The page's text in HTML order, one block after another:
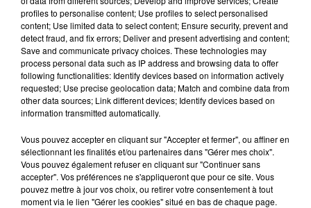
année en France. Le docteur Neuzillet insiste sur
l'importance de ces avancées :«Pour les patients, c'est un
nouveau standard de soins qu'il faudra demander à leur
médecin ». Il espère également que ces résultats
spectaculaires accéléreront les demandes d'autorisation de
mise sur le marché du traitement.
Musique
profiles to personalise content; Use profiles to select personalised
content; Use limited data to select content; Ensure security, prevent and
detect fraud, and fix errors; Deliver and present advertising and content;
Save and communicate privacy choices. These technologies may
process personal data such as IP address and browsing data to offer
following functionalities: Identify devices based on information actively
requested; Use precise geolocation data; Match and combine data from
other data sources; Link different devices; Identify devices based on
information transmitted automatically.
Vous pouvez accepter en cliquant sur "Accepter et fermer", ou affiner en
sélectionnant les finalités et/ou partenaires dans "Gérer mes choix".
Vous pouvez également refuser en cliquant sur "Continuer sans
accepter". Vos préférences ne s'appliqueront que pour ce site. Vous
pouvez mettre à jour vos choix, ou retirer votre consentement à tout
moment via le lien "Gérer les cookies" situé en bas de chaque page.